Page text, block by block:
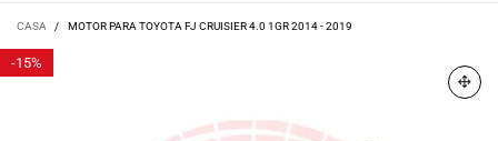
CASA / MOTOR PARA TOYOTA FJ CRUISIER 4.0 1GR 2014 - 2019
-15%